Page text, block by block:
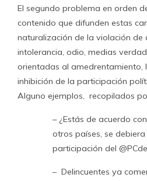
El segundo problema en orden
contenido que difunden estas
naturalización de la violación de
intolerancia, odio, medias
orientadas al amedrentamiento,
inhibición de la participación
Alguno ejemplos, recopilados
– ¿Estás de acuerdo
otros países, se
participación del
– Delincuentes ya